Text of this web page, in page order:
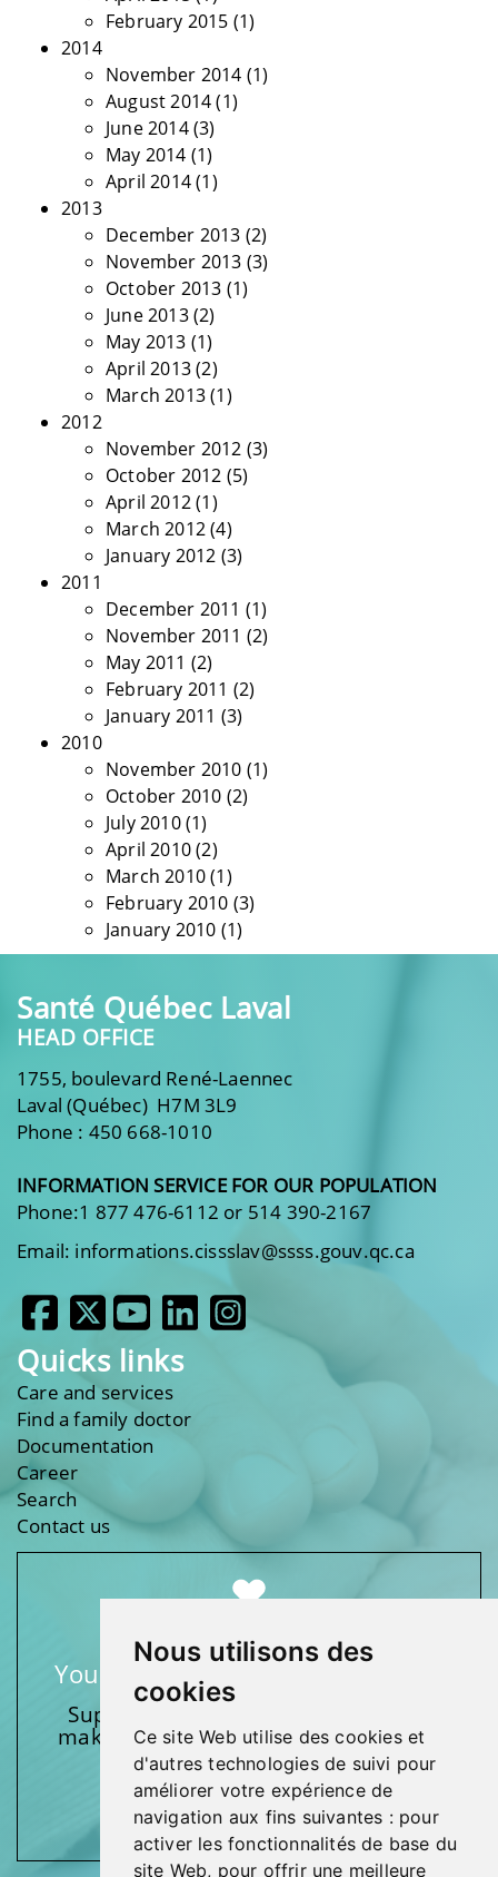
Nous utilisons des
cookies
Ce site Web utilise des cookies et
d'autres technologies de suivi pour
améliorer votre expérience de
navigation aux fins suivantes : pour
activer les fonctionnalités de base du
site Web, pour offrir une meilleure
February 2015 (1)
2014
November 2014 (1)
August 2014(1)
June 2014(3)
May 2014 (1)
April 2014(1)
2013
December 2013 (2)
November 2013 (3)
October 2013 (1)
June 2013(2)
May 2013 (1)
April 2013(2)
March 2013(1)
2012
November 2012 (3)
October 2012 (5)
April 2012(1)
March 2012(4)
January 2012 (3)
2011
December 2011 (1)
November 2011 (2)
May 2011 (2)
February 2011 (2)
January 2011 (3)
2010
November 2010 (1)
October 2010 (2)
July 2010(1)
April 2010(2)
March 2010(1)
February 2010 (3)
January 2010 (1)
Santé Québec Laval
HEAD OFFICE
1755, boulevard René-Laennec
Laval (Québec) H7M 3L9
Phone : 450 668-1010
INFORMATION SERVICE FOR OUR POPULATION
Phone:1 877 476-6112 or 514 390-2167
Email: informations.cissslav@ssss.gouv.qc.ca
Quicks links
Care and services
Find a family doctor
Documentation
Career
Search
Contact us
Your support makes a difference
Support one of our foundations by
making a donation and participating
in activities.
Give generously!